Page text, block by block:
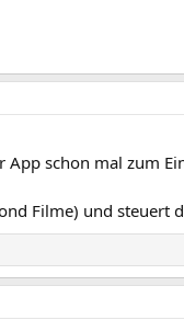
schon mal zum
Filme) und steuert